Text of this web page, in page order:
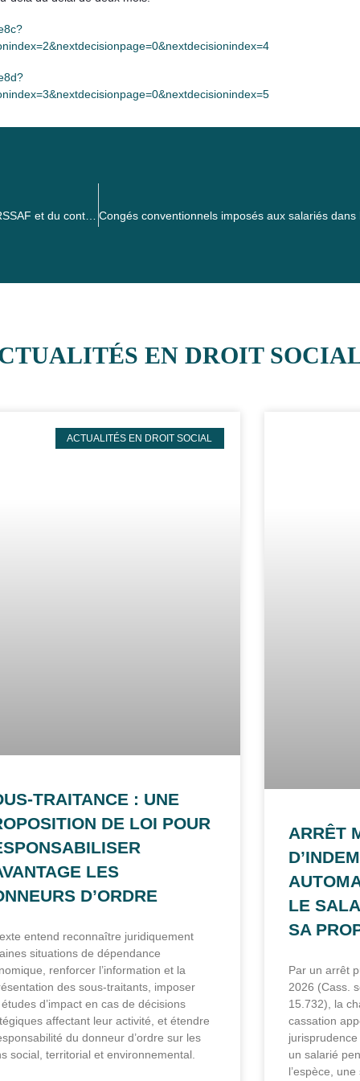
EN DROIT
ACTUALITÉS EN DROIT SOCIAL
TRAITANCE : UNE
DE LOI POUR
LES
D’ORDRE
entend reconnaître juridiquement
situations de dépendance
renforcer l’information et la
des sous-traitants, imposer
d’impact en cas de décisions
affectant leur activité, et étendre
du donneur d’ordre sur les
social, territorial et environnemental.
ARRÊT
LE
SA
Par un arrêt
2026 (Cass.
15.732), la
cassation
un salarié
l’espèce,